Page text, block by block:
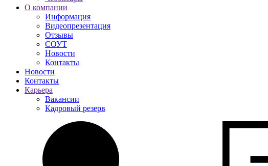
О компании
Информация
Видеопрезентация
Отзывы
СОУТ
Новости
Контакты
Новости
Контакты
Карьера
Вакансии
Кадровый резерв